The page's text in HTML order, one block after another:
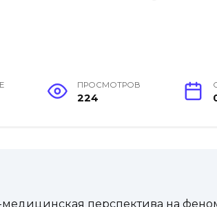
ПРОСМОТРОВ
224
перспектива на